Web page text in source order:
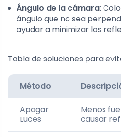
Ángulo de la cámara:
ángulo que no sea
ayudar a minimizar los
Tabla de soluciones para
Método
Apagar
Luces
Menos
causar